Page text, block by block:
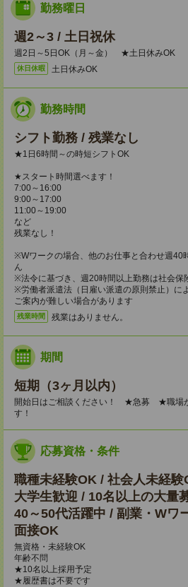
勤務曜日
週2～3 / 土日祝休
週2日～5日OK（月～金） ★土日休みOK
休日休暇 土日休みOK
勤務時間
シフト勤務 / 残業なし
★1日6時間～の時短シフトOK
★スタート時間選べます！
7:00～16:00
9:00～17:00
11:00～19:00
など
残業なし！
※Wワークの場合、他のお仕事と合わせ週40
ん
※法令に基づき、週20時間以上勤務は社会保
※労働者派遣法（日雇い派遣の原則禁止）に
ご案内が難しい場合があります
残業時間 残業はありません。
期間
短期（3ヶ月以内）
開始日はご相談ください！ ★急募 ★職場が
す！
応募資格・条件
職種未経験OK / 社会人未経
大学生歓迎 / 10名以上の大量
40～50代活躍中 / 副業・Wワ
面接OK
無資格・未経験OK
年齢不問
★10名以上採用予定
★履歴書は不要です